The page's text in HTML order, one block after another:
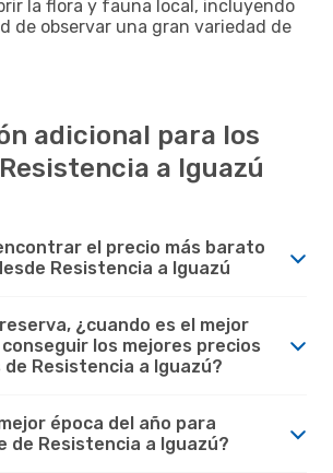
la flora y fauna local, incluyendo
de observar una gran variedad de
adicional para los
a Iguazú
el precio más barato
Resistencia a Iguazú
¿cuando es el mejor
los mejores precios
Resistencia a Iguazú?
época del año para
de Resistencia a Iguazú?